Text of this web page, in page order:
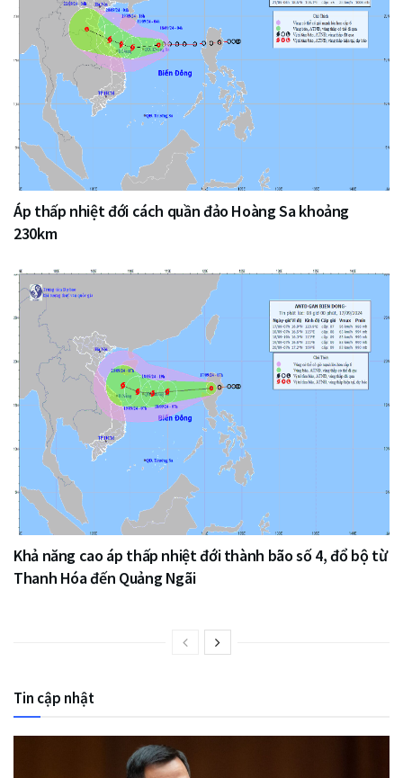
Áp thấp nhiệt đới cách quần đảo Hoàng Sa khoảng
230km
Khả năng cao áp thấp nhiệt đới thành bão số 4, đổ bộ từ
Thanh Hóa đến Quảng Ngãi
Tin cập nhật